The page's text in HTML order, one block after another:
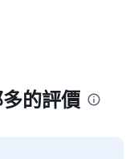
的評價